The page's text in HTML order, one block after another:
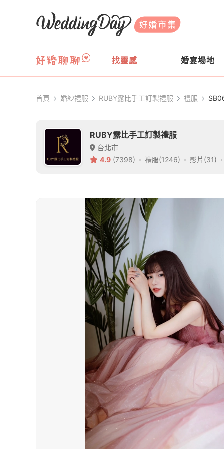
WeddingDay 好婚市集
找靈感 婚宴場地
首頁 婚紗禮服 RUBY露比手工訂製禮服 禮服
RUBY露比手工訂製禮服
台北市
4.9 (7398) 禮服(1246) 影片(31)